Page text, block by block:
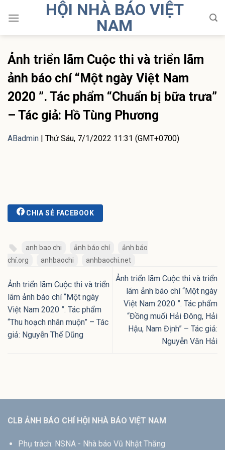
HỘI NHÀ BÁO VIỆT
NAM
Ảnh triển lãm Cuộc thi và triển lãm
ảnh báo chí “Một ngày Việt Nam
2020 ”. Tác phẩm “Chuẩn bị bữa trưa”
– Tác giả: Hồ Tùng Phương
ABadmin | Thứ Sáu, 7/1/2022 11:31 (GMT+0700)
CHIA SẺ FACEBOOK
anh bao chi ảnh báo chí
ảnh báo
chí.org
anhbaochi anhbaochi.net
Ảnh triển lãm Cuộc thi và triển
lãm ảnh báo chí “Một ngày
Việt Nam 2020 ”. Tác phẩm
“Thu hoạch nhãn muộn” – Tác
giả: Nguyễn Thế Dũng
Ảnh triển lãm Cuộc thi và triển
lãm ảnh báo chí “Một ngày
Việt Nam 2020 ”. Tác phẩm
“Đồng muối Hải Đông, Hải
Hậu, Nam Định” – Tác giả:
Nguyễn Văn Hải
CLB ẢNH BÁO CHÍ HỘI NHÀ BÁO VIỆT NAM
Phụ trách: NSNA - Nhà báo Vũ Nhật Thăng